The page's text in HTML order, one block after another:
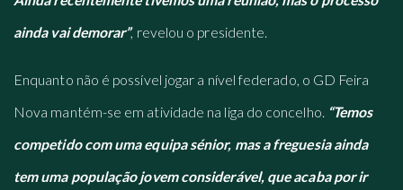
ainda vai demorar”, revelou o presidente.
Enquanto não é possível jogar a nível federado, o GD Feira
Nova mantém-se em atividade na liga do concelho. “Temos
competido com uma equipa sénior, mas a freguesia ainda
tem uma população jovem considerável, que acaba por ir